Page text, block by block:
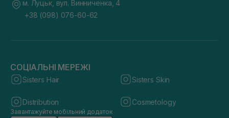
м. Луцьк, вул. Винниченка, 4
+38 (098) 076-60-62
СОЦІАЛЬНІ МЕРЕЖІ
Sisters Hair Sisters Skin
Distribution Cosmetology
Завантажуйте мобільний додаток